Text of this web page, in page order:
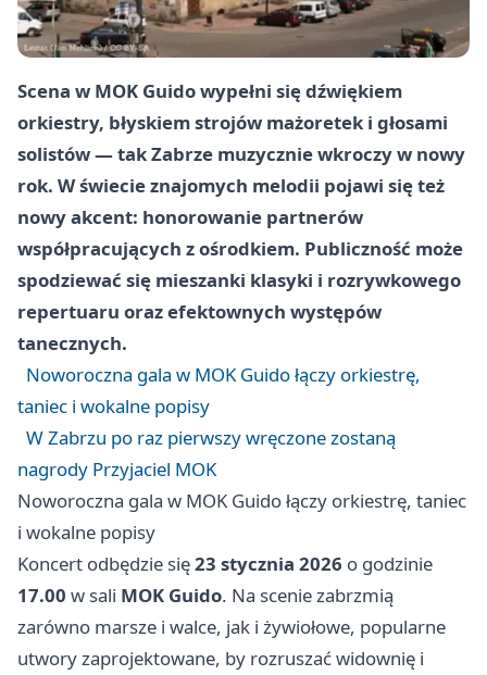
Scena w MOK Guido wypełni się dźwiękiem
orkiestry, błyskiem strojów mażoretek i głosami
solistów — tak Zabrze muzycznie wkroczy w nowy
rok. W świecie znajomych melodii pojawi się też
nowy akcent: honorowanie partnerów
współpracujących z ośrodkiem. Publiczność może
spodziewać się mieszanki klasyki i rozrywkowego
repertuaru oraz efektownych występów
tanecznych.
Noworoczna gala w MOK Guido łączy orkiestrę,
taniec i wokalne popisy
W Zabrzu po raz pierwszy wręczone zostaną
nagrody Przyjaciel MOK
Noworoczna gala w MOK Guido łączy orkiestrę, taniec
i wokalne popisy
Koncert odbędzie się23 stycznia 2026 o godzinie
17.00 w sali MOK Guido. Na scenie zabrzmią
zarówno marsze i walce, jak i żywiołowe, popularne
utwory zaprojektowane, by rozruszać widownię i